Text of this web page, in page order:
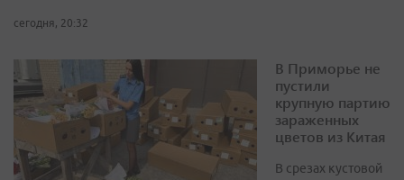
сегодня, 20:32
В Приморье не
пустили
крупную партию
зараженных
цветов из Китая
В срезах кустовой